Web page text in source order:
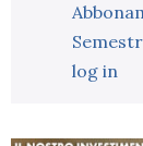
log in